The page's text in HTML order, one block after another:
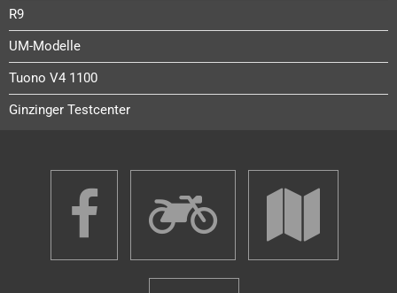
R9
UM-Modelle
Tuono V4 1100
Ginzinger Testcenter